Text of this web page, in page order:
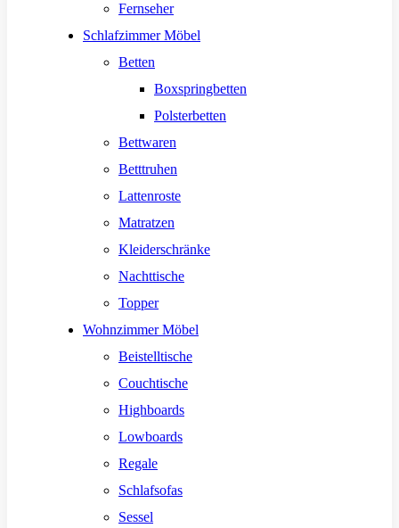
Fernseher
Schlafzimmer Möbel
Betten
Boxspringbetten
Polsterbetten
Bettwaren
Betttruhen
Lattenroste
Matratzen
Kleiderschränke
Nachttische
Topper
Wohnzimmer Möbel
Beistelltische
Couchtische
Highboards
Lowboards
Regale
Schlafsofas
Sessel